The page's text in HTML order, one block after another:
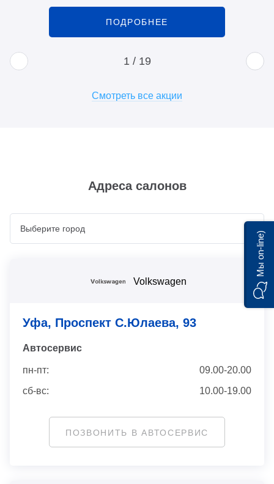
ПОДРОБНЕЕ
1 / 19
Смотреть все акции
Адреса салонов
Volkswagen
Уфа, Проспект С.Юлаева, 93
Автосервис
пн-пт:
09.00-20.00
сб-вс:
10.00-19.00
ПОЗВОНИТЬ В АВТОСЕРВИС
Мы on-line)